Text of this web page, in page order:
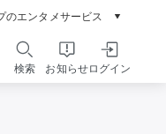
のエンタメサービス
ム/CD/DVD
信ガイド
PLAY
検索 お知らせログイン